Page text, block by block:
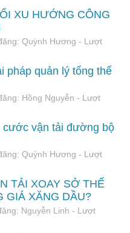
XU HƯỚNG CÔNG
Quỳnh Hương - Lượt
pháp quản lý tổng thể
Hồng Nguyễn - Lượt
cước vận tải đường bộ
Quỳnh Hương - Lượt
TẢI XOAY SỞ THẾ
GIÁ XĂNG DẦU?
Nguyễn Linh - Lượt